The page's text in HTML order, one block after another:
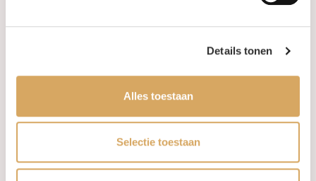
Details tonen
Alles toestaan
Selectie toestaan
Maandag: Gesloten